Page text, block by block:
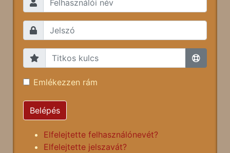
Emlékezzen rám
Belépés
Elfelejtette felhasználónevét?
Elfelejtette jelszavát?